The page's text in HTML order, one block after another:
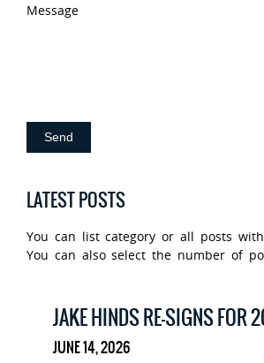
Message
LATEST POSTS
You can list category or all posts
You can also select the number of
JAKE HINDS RE-SIGNS
JUNE 14, 2026